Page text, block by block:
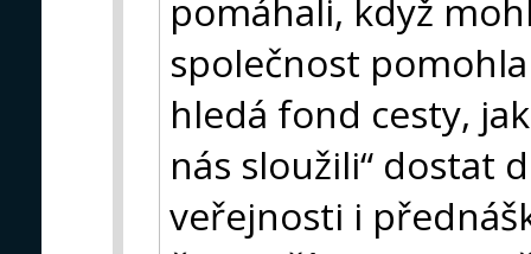
pomáhali, když
společnost
hledá fond cesty,
nás sloužili“ dostat
veřejnosti i